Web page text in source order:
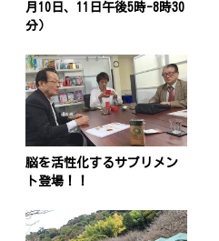
月10日、11日午後5時-8時30
分）
脳を活性化するサプリメン
ト登場！！